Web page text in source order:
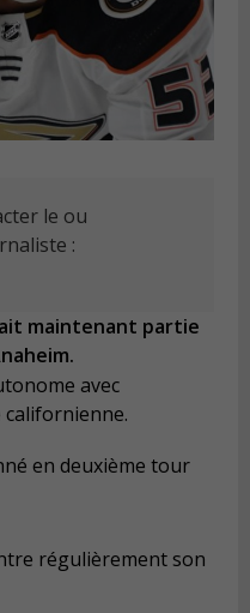
le ou
:
maintenant partie
avec
californienne.
en deuxième tour
régulièrement son